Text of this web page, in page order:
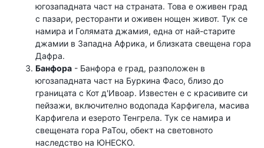
югозападната част на страната. Това е оживен град
с пазари, ресторанти и оживен нощен живот. Тук се
намира и Голямата джамия, една от най-старите
джамии в Западна Африка, и близката свещена гора
Дафра.
Банфора - Банфора е град, разположен в
югозападната част на Буркина Фасо, близо до
границата с Кот д'Ивоар. Известен е с красивите си
пейзажи, включително водопада Карфигела, масива
Карфигела и езерото Тенгрела. Тук се намира и
свещената гора PaTou, обект на световното
наследство на ЮНЕСКО.